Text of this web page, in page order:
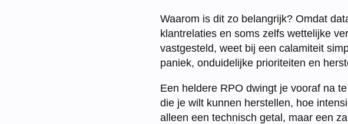
Waarom is dit zo belangrijk? Omdat
klantrelaties en soms zelfs wettelijke
vastgesteld, weet bij een calamiteit
paniek, onduidelijke prioriteiten en
Een heldere RPO dwingt je vooraf na
die je wilt kunnen herstellen, hoe
alleen een technisch getal, maar een